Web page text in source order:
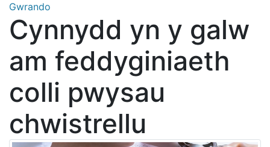
Gwrando
Cynnydd yn y galw
am feddyginiaeth
colli pwysau
chwistrellu